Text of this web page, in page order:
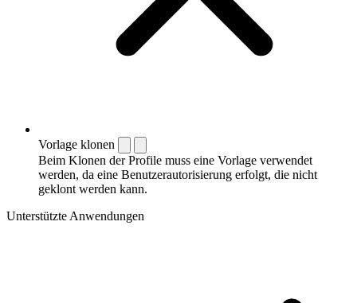
Vorlage klonen
Beim Klonen der Profile muss eine Vorlage verwendet
werden, da eine Benutzerautorisierung erfolgt, die nicht
geklont werden kann.
Unterstützte Anwendungen